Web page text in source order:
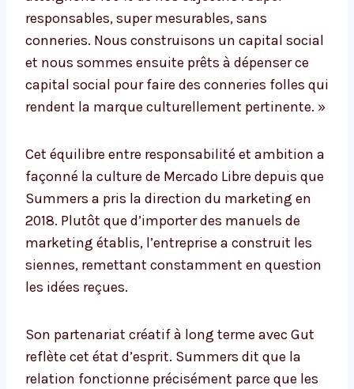
responsables, super mesurables, sans
conneries. Nous construisons un capital social
et nous sommes ensuite prêts à dépenser ce
capital social pour faire des conneries folles qui
rendent la marque culturellement pertinente. »
Cet équilibre entre responsabilité et ambition a
façonné la culture de Mercado Libre depuis que
Summers a pris la direction du marketing en
2018. Plutôt que d’importer des manuels de
marketing établis, l’entreprise a construit les
siennes, remettant constamment en question
les idées reçues.
Son partenariat créatif à long terme avec Gut
reflète cet état d’esprit. Summers dit que la
relation fonctionne précisément parce que les